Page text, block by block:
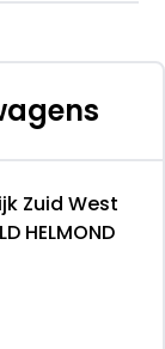
Zuid West
HELMOND